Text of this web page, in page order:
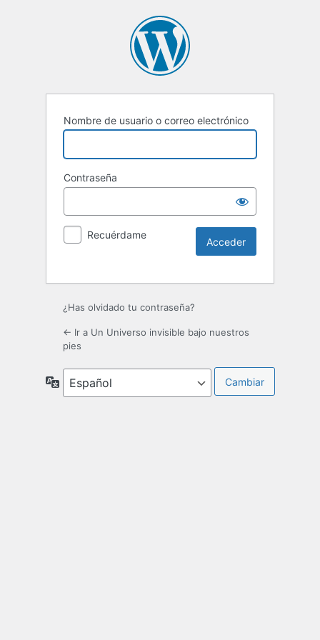
Nombre de usuario o correo electrónico
Contraseña
Recuérdame
¿Has olvidado tu contraseña?
← Ir a Un Universo invisible bajo nuestros
pies
Idioma